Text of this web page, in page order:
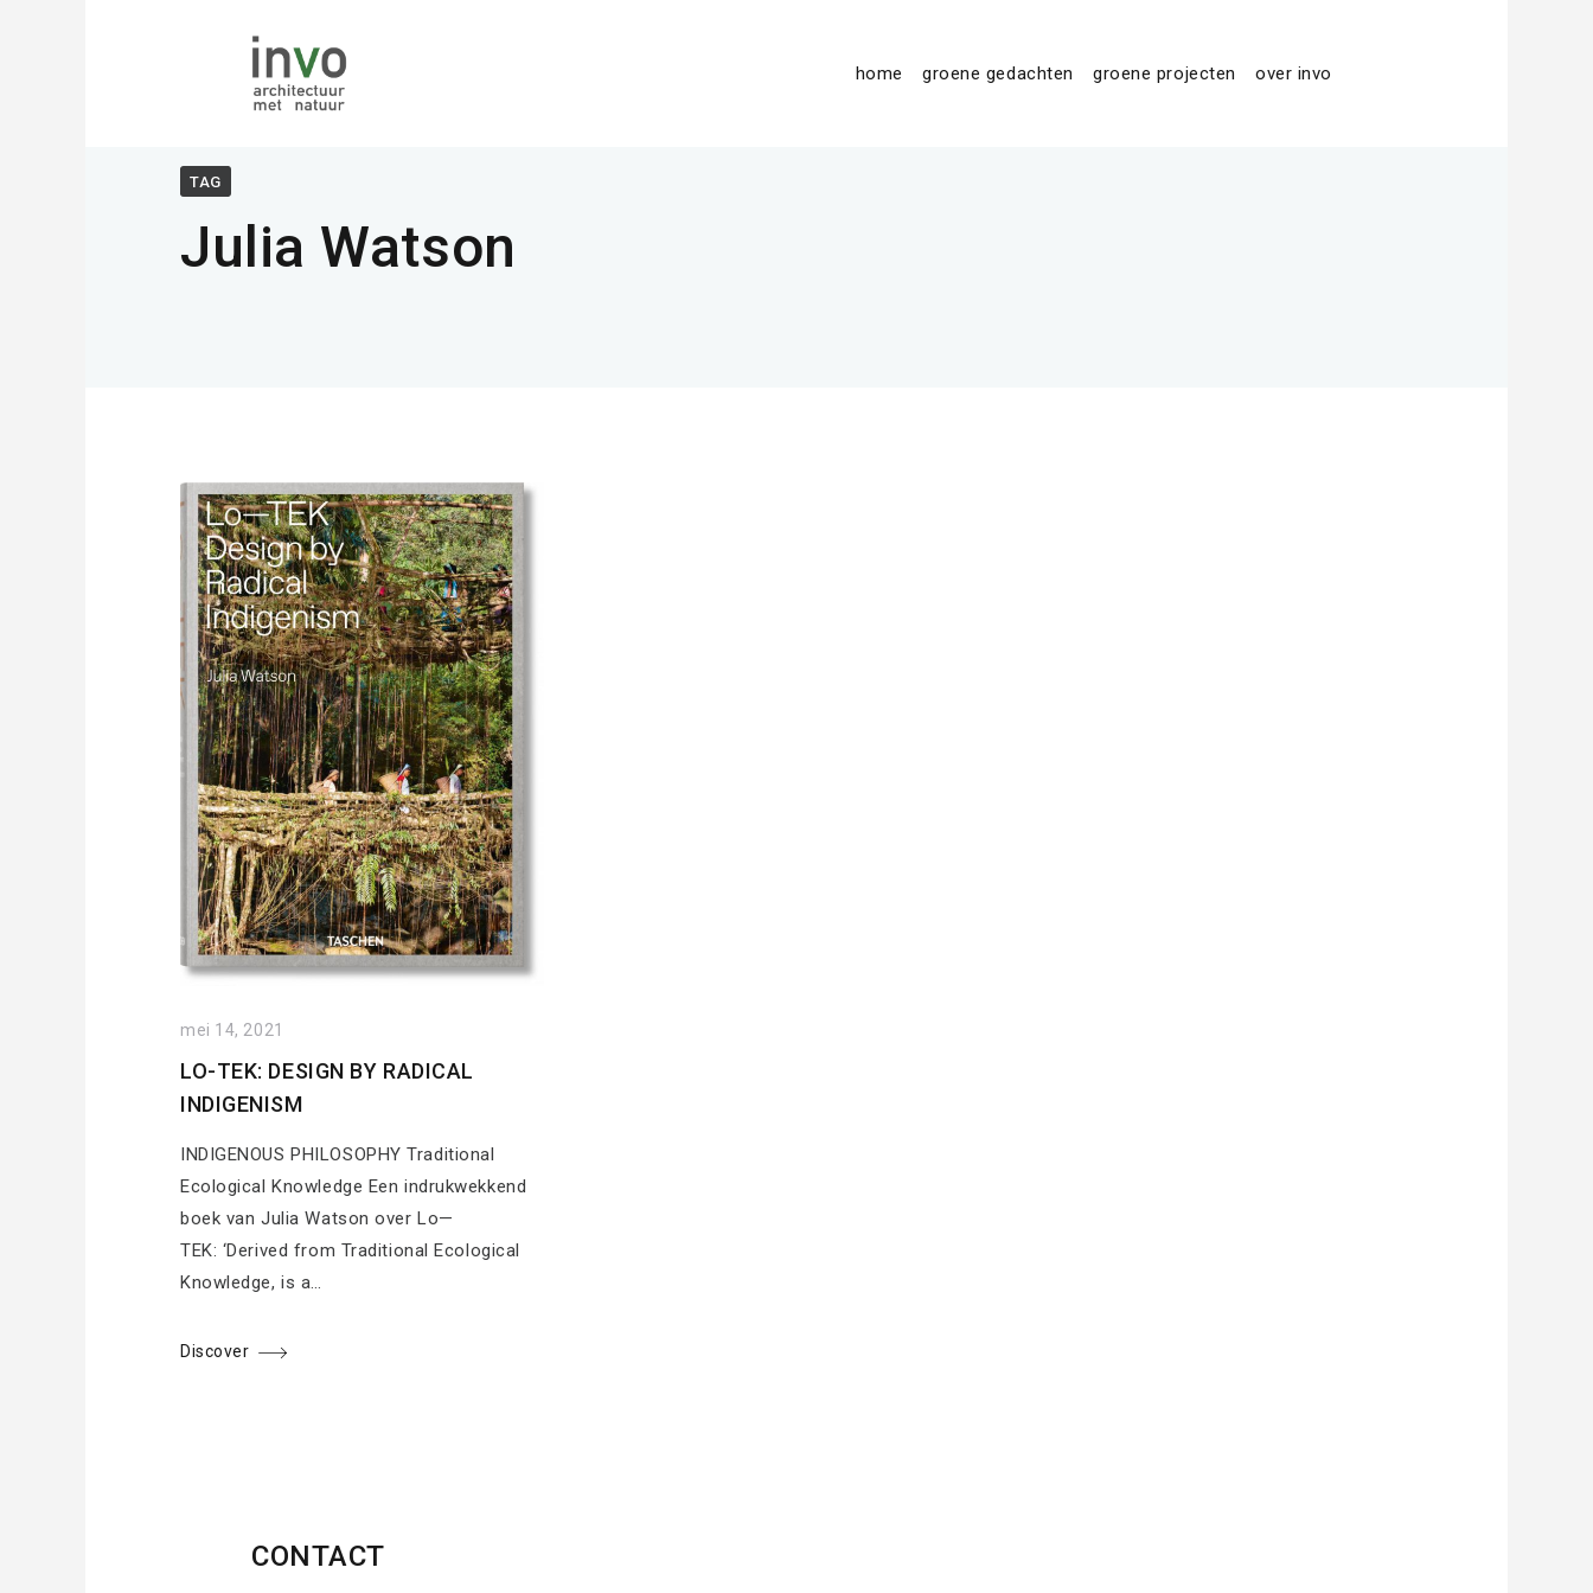
home groene gedachten groene projecten over invo
TAG
Julia Watson
mei 14, 2021
LO-TEK: DESIGN BY RADICAL
INDIGENISM
INDIGENOUS PHILOSOPHY Traditional
Ecological Knowledge Een indrukwekkend
boek van Julia Watson over Lo—
TEK: ‘Derived from Traditional Ecological
Knowledge, is a…
Discover
CONTACT